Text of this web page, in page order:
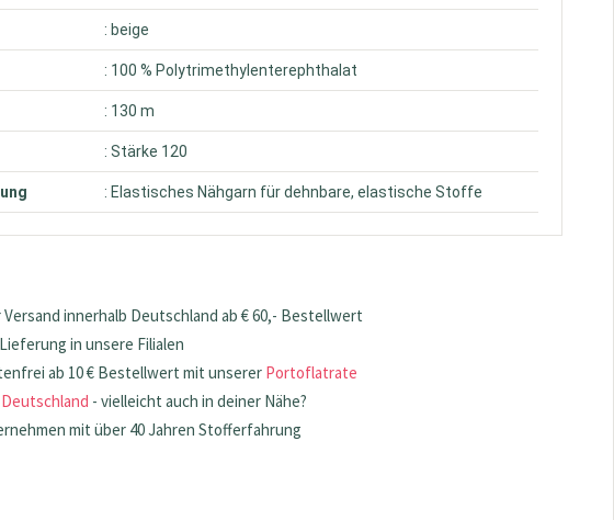
: beige
: 100 % Polytrimethylenterephthalat
: 130 m
: Stärke 120
: Elastisches Nähgarn für dehnbare, elastische Stoffe
innerhalb Deutschland ab € 60,- Bestellwert
in unsere Filialen
ab 10 € Bestellwert mit unserer Portoflatrate
Deutschland - vielleicht auch in deiner Nähe?
mit über 40 Jahren Stofferfahrung